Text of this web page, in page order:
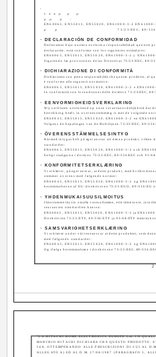
2
·
vouµ µ µ
µµ µ :
EN60065, EN55013, EN55020, EN61000-3-2 EN61000-
µ µ
73/23/EEC, 89/
· DECLARACIÓN DE CONFORMIDAD
Declaramos bajo nuestra exclusiva responsabilidad que este
declaración, está conforme con los siguientes estándares:
EN60065, EN55013, EN55020, EN61000-3-2 y
Siguiendo las provisiones de las Directivas 73/23/EEC, 89/
· DICHIARAZIONE DI CONFORMITÀ
Dichiariamo con piena responsabilità che questo prodotto, al
è conforme alle seguenti normative:
EN60065, EN55013, EN55020, EN61000-3-2 e EN61000-
In conformità con le condizioni delle direttive 73/23/EEC, 89/
· EENVORMIGHEIDSVERKLARING
Wij verklaren uitsluitend op onze verantwoordelijkheid dat
betrekking heeft, in overeenstemming is met de volgende
EN60065, EN55013, EN55020, EN61000-3-2 en
Volgens de bepalingen van de Richtlijnen 73/23/EEC, 89/336/
· ÖVERENSSTÄMMELSESINTYG
Härmed intygas helt på eget ansvar att denna produkt, vilken
standarder:
EN60065, EN55013, EN55020, EN61000-3-2 och
Enligt stadgarna i direktiv 73/23/EEC, 89/336/EEC och 93/68/
· KONFORMITETSERKLÆRING
Vi erklærer, på eget ansvar, at dette produkt, med hvilket
stemmer overens med følgende normer:
EN60065, EN55013, EN55020, EN61000-3-2 og
bestemmelserne af EU-direktiverne 73/23/EUO, 89/336/EU
· YHDENMUKAISUUSILMOITUS
Ilmoitamme täysin omalla vastuullamme, että tämä tuote, jota
seuraavien standardien kanssa:
EN60065, EN55013, EN55020, EN61000-3-2 ja
Direktiivien 73/23/ETY, 89/336/ETY ja 93/68/ETY
· SAMSVARIGHETSERKLÆRING
Vi erklærer under vårt eneansvar at dette produktet, som
med følgende standarder:
EN60065, EN55013, EN55020, EN61000-3-2 og
Og ifølge bestemmelsene i direktivene 73/23/EEC, 89/336/
"LA HITACHI HOME ELECTRONICS EUROPE Ltd. IN
MARCHIO HITACHI DICHIARA CHE QUESTO PRODOTTO.
548, OTTEMPERANDO ALLE PRESCRIZIONI DI CUI AL
ALLEGATO A) ED AL D.M. 27/08/1987 (PARAGRAFO 3,